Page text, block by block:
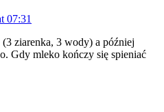
07:31
(3 ziarenka, 3 wody) a później
Gdy mleko kończy się spieniać